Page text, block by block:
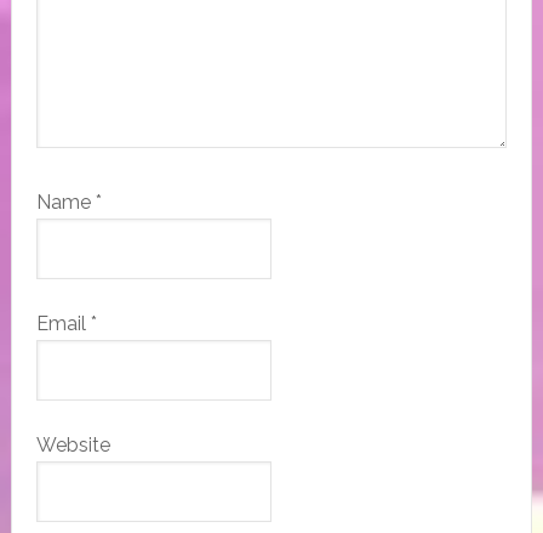
Name *
Email *
Website